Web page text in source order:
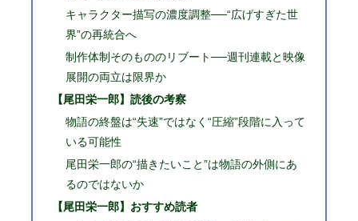
キャラクター描写の濃度調整──“広げすぎた世
界”の再統合へ
制作体制そのもののリブート──週刊連載と映像
展開の両立は限界か
【尾田栄一郎】読後の考察
物語の終盤は“失速”ではなく“圧縮”段階に入って
いる可能性
尾田栄一郎の“描きたいこと”は物語の外側にあ
るのではないか
【尾田栄一郎】おすすめ読者